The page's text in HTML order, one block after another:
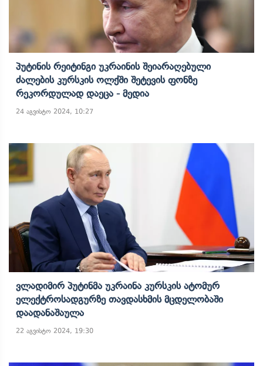
Პუტინის Რეიტინგი Უკრაინის Შეიარაღებული
Ძალების Კურსკის Ოლქში Შეტევის Ფონზე
Რეკორდულად Დაეცა - Მედია
24 აგვისტო 2024, 10:27
Ვლადიმირ Პუტინმა Უკრაინა Კურსკის Ატომურ
Ელექტროსადგურზე Თავდასხმის Მცდელობაში
Დაადანაშაულა
22 აგვისტო 2024, 19:30